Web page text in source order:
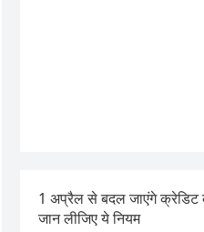
1 अप्रैल से बदल जाएंगे क्रेडिट
जान लीजिए ये नियम